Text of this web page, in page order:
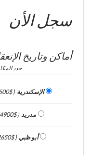
سجل الأن
أماكن وتاريخ
حدد
الإسكندرية ( 2500$)
مدريد ( 4900$)
أبو ظبي ( 2650$)